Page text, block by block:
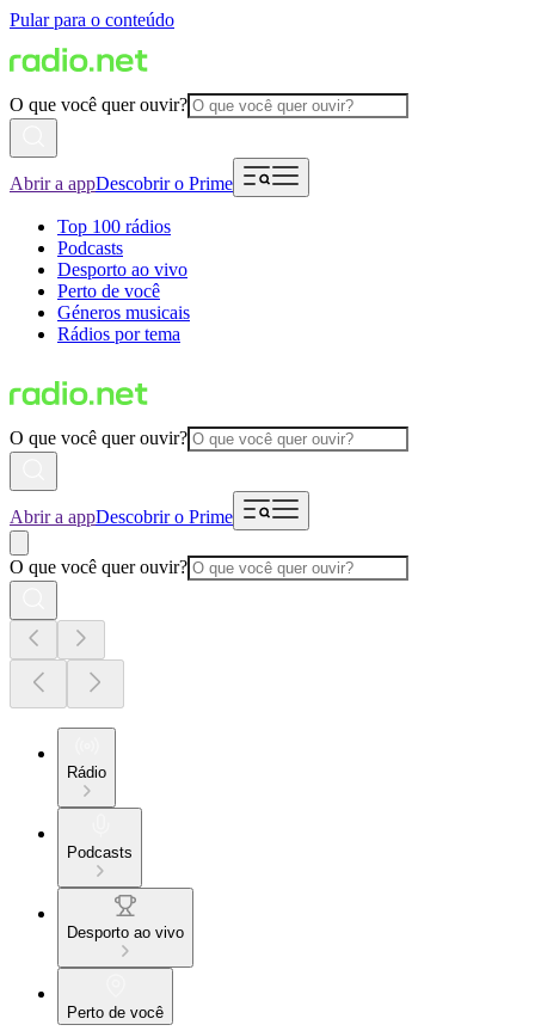
Pular para o conteúdo
O que você quer ouvir?
Abrir a appDescobrir o Prime
Top 100 rádios
Podcasts
Desporto ao vivo
Perto de você
Géneros musicais
Rádios por tema
O que você quer ouvir?
Abrir a appDescobrir o Prime
O que você quer ouvir?
Rádio
Podcasts
Desporto ao vivo
Perto de você